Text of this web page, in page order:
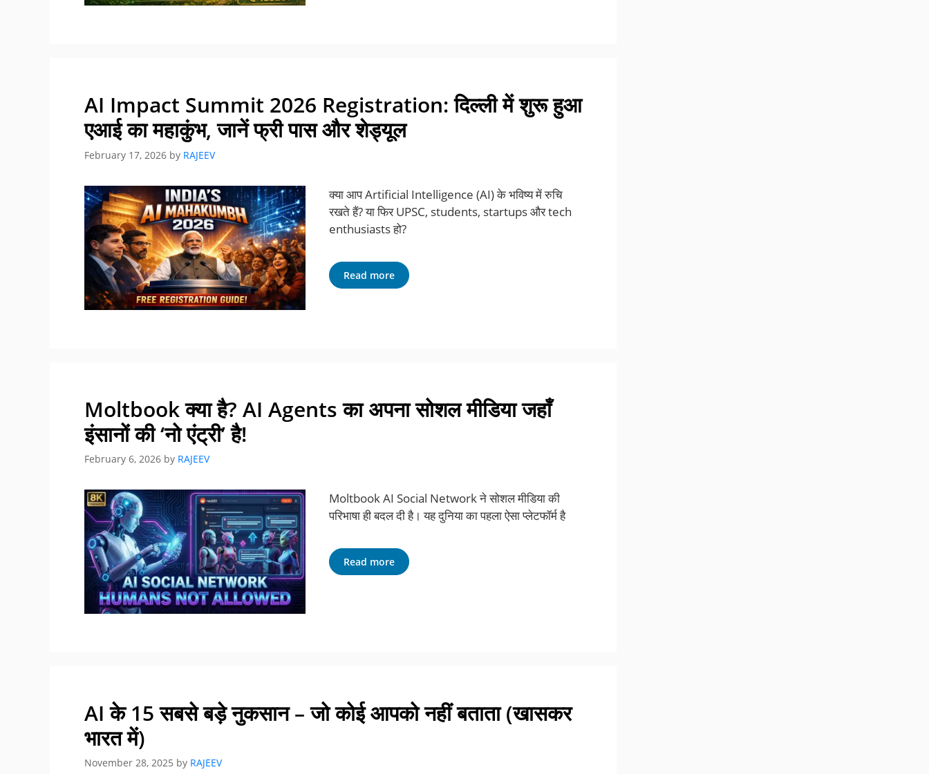
AI Impact Summit 2026 Registration: दिल्ली में शुरू हुआ
एआई का महाकुंभ, जानें फ्री पास और शेड्यूल
February 17, 2026 by RAJEEV
क्या आप Artificial Intelligence (AI) के भविष्य में रुचि
रखते हैं? या फिर UPSC, students, startups और tech
enthusiasts हो?
Read more
Moltbook क्या है? AI Agents का अपना सोशल मीडिया जहाँ
इंसानों की ‘नो एंट्री’ है!
February 6, 2026 by RAJEEV
Moltbook AI Social Network ने सोशल मीडिया की
परिभाषा ही बदल दी है। यह दुनिया का पहला ऐसा प्लेटफॉर्म है
Read more
AI के 15 सबसे बड़े नुकसान – जो कोई आपको नहीं बताता (खासकर
भारत में)
November 28, 2025 by RAJEEV